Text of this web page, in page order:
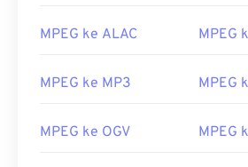
MPEG ke ALAC MPEG
MPEG ke MP3 MPEG
MPEG ke OGV MPEG